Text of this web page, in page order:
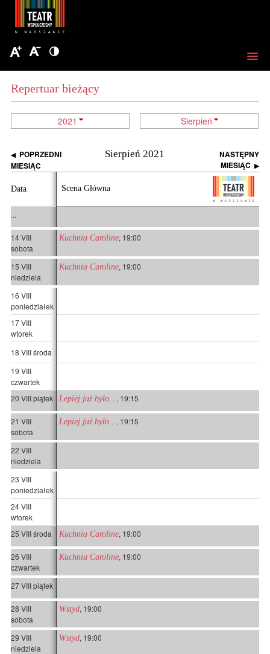
Repertuar bieżący
2021 Sierpień
◀ POPRZEDNI
MIESIĄC
Sierpień 2021
NASTĘPNY
MIESIĄC ▶
Data Scena Główna
...
14 VIII
sobota
Kuchnia Caroline, 19:00
15 VIII
niedziela
Kuchnia Caroline, 19:00
16 VIII
poniedziałek
17 VIII
wtorek
18 VIII środa
19 VIII
czwartek
20 VIII piątek
Lepiej już było... , 19:15
21 VIII
sobota
Lepiej już było... , 19:15
22 VIII
niedziela
23 VIII
poniedziałek
24 VIII
wtorek
25 VIII środa
Kuchnia Caroline, 19:00
26 VIII
czwartek
Kuchnia Caroline, 19:00
27 VIII piątek
28 VIII
sobota
Wstyd, 19:00
29 VIII
niedziela
Wstyd, 19:00